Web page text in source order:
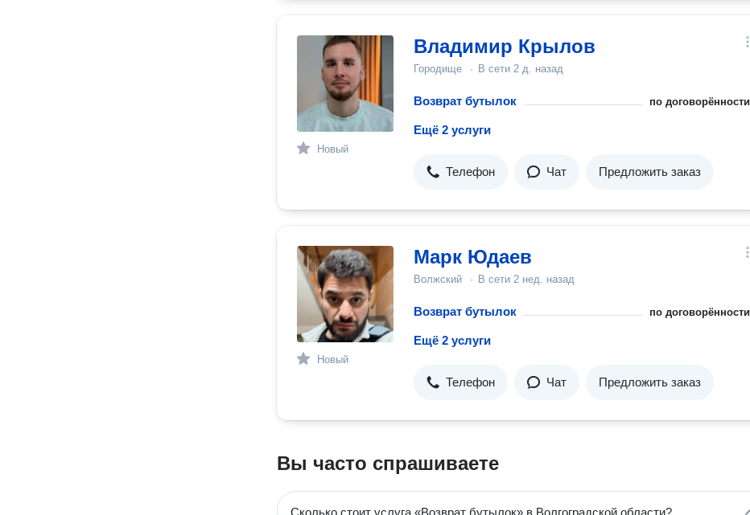
Новый
Владимир Крылов
Городище · В сети 2 д. назад
Возврат бутылок по договорённости
Ещё 2 услуги
Телефон Чат Предложить заказ
Новый
Марк Юдаев
Волжский · В сети 2 нед. назад
Возврат бутылок по договорённости
Ещё 2 услуги
Телефон Чат Предложить заказ
Вы часто спрашиваете
Сколько стоит услуга «Возврат бутылок» в Волгоградской области?